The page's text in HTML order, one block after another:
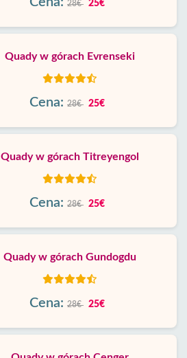
28€ 25€
Quady w górach Evrenseki
Cena: 28€ 25€
Quady w górach Titreyengol
Cena: 28€ 25€
Quady w górach Gundogdu
Cena: 28€ 25€